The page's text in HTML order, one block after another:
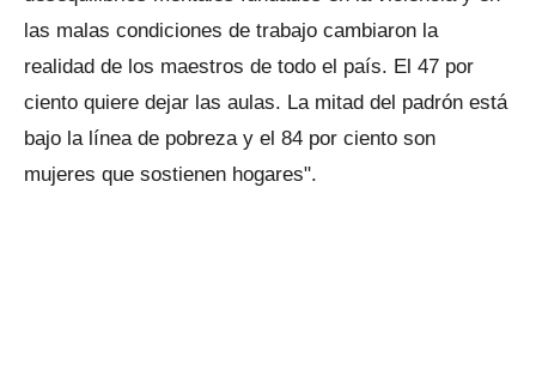
las malas condiciones de trabajo cambiaron la
realidad de los maestros de todo el país. El 47 por
ciento quiere dejar las aulas. La mitad del padrón está
bajo la línea de pobreza y el 84 por ciento son
mujeres que sostienen hogares".